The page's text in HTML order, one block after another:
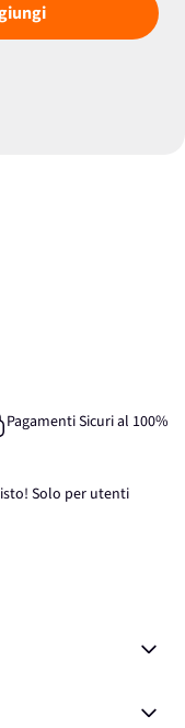
Pagamenti Sicuri al 100%
Solo per utenti